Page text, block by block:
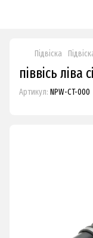
Підвіска
піввісь
Артикул: NPW-CT-000